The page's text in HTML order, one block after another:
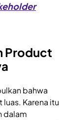
Product
bahwa
Karena itu
dalam